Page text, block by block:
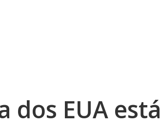
dos EUA está